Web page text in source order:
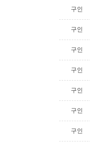
구인
구인
구인
구인
구인
구인
구인